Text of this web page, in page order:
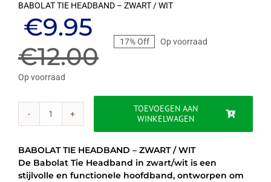
BABOLAT TIE HEADBAND – ZWART / WIT
€12.00
Oorspronkelijke
prijs
was:
€12.00.
€9.95
Huidige
prijs
is:
€9.95.
17% Off Op voorraad
Op voorraad
BABOLAT
ZWART
TOEVOEGEN AAN
WINKELWAGEN
BABOLAT TIE HEADBAND – ZWART / WIT
De Babolat Tie Headband in zwart/wit is een
stijlvolle en functionele hoofdband, ontworpen om